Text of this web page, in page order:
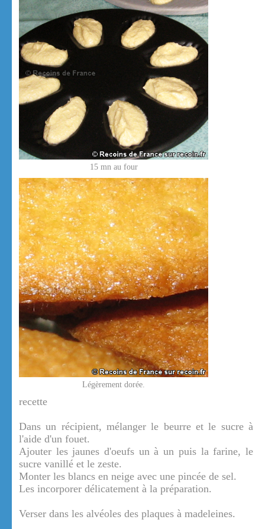
15 mn au four
Légèrement dorée.
recette
Dans un récipient, mélanger le beurre et le sucre à
l'aide d'un fouet.
Ajouter les jaunes d'oeufs un à un puis la farine, le
sucre vanillé et le zeste.
Monter les blancs en neige avec une pincée de sel.
Les incorporer délicatement à la préparation.
Verser dans les alvéoles des plaques à madeleines.